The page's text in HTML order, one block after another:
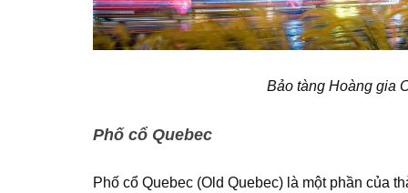
Bảo tàng Hoàng gia
Phố cổ Quebec
Phố cổ Quebec (Old Quebec) là một phần của